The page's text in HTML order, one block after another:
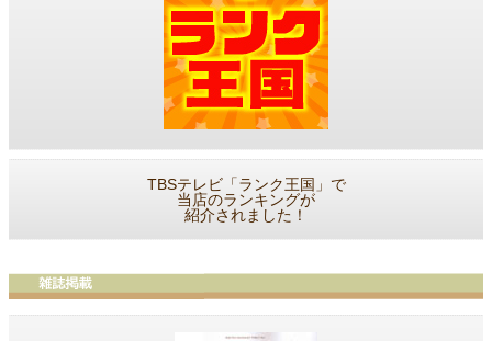
TBSテレビ「ランク王国」で
当店のランキングが
紹介されました！